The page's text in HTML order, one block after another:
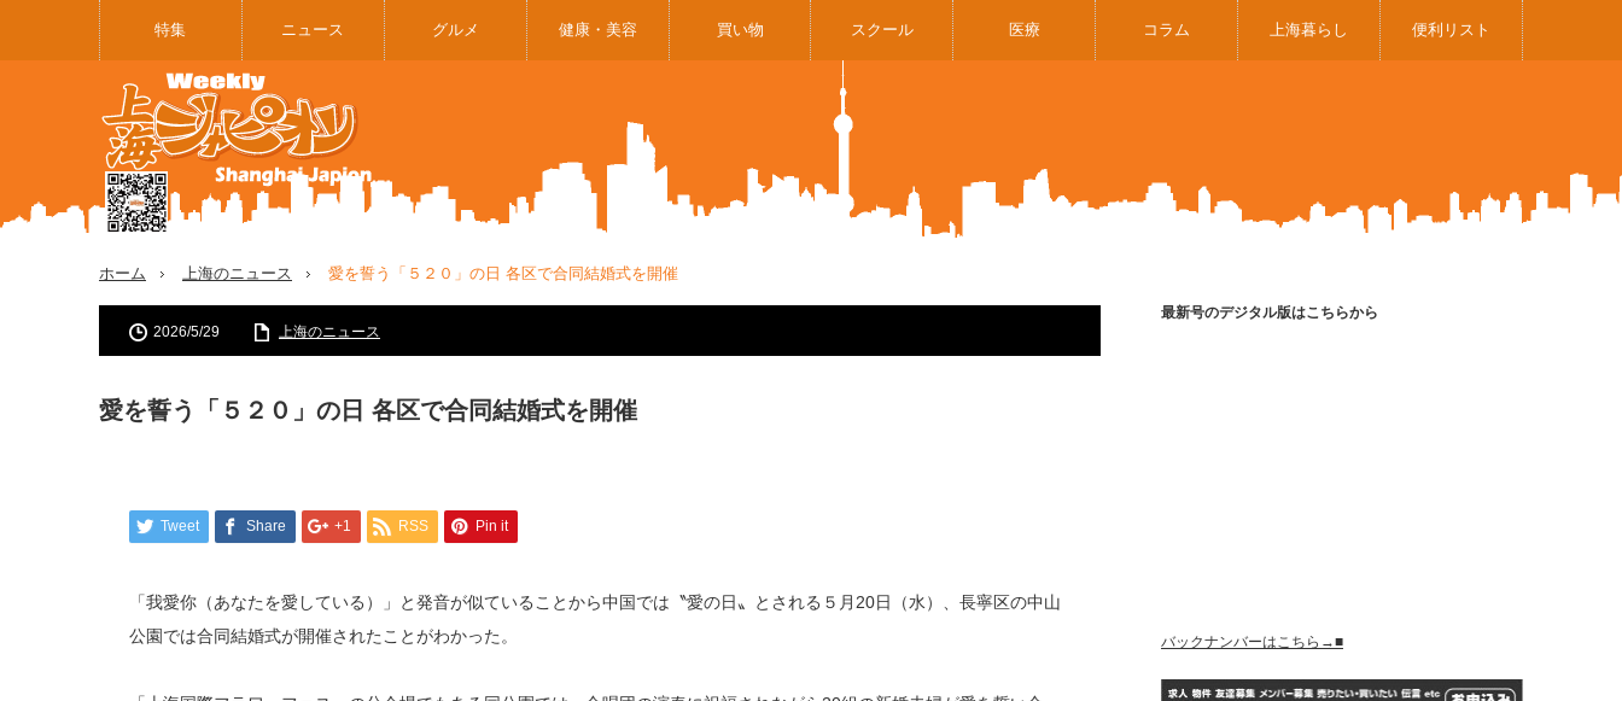
特集 ニュース グルメ 健康・美容 買い物 スクール 医療 コラム 上海暮らし 便利リスト
ホーム 上海のニュース 愛を誓う「５２０」の日 各区で合同結婚式を開催
2026/5/29 上海のニュース
愛を誓う「５２０」の日 各区で合同結婚式を開催
Tweet Share +1 RSS Pin it
「我愛你（あなたを愛している）」と発音が似ていることから中国では〝愛の日〟とされる５月20日（水）、長寧区の中山
公園では合同結婚式が開催されたことがわかった。
最新号のデジタル版はこちらから
バックナンバーはこちら→■